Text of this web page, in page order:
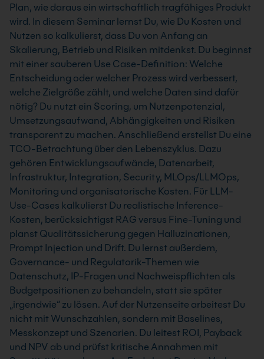
Plan, wie daraus ein wirtschaftlich tragfähiges Produkt
wird. In diesem Seminar lernst Du, wie Du Kosten und
Nutzen so kalkulierst, dass Du von Anfang an
Skalierung, Betrieb und Risiken mitdenkst. Du beginnst
mit einer sauberen Use Case-Definition: Welche
Entscheidung oder welcher Prozess wird verbessert,
welche Zielgröße zählt, und welche Daten sind dafür
nötig? Du nutzt ein Scoring, um Nutzenpotenzial,
Umsetzungsaufwand, Abhängigkeiten und Risiken
transparent zu machen. Anschließend erstellst Du eine
TCO-Betrachtung über den Lebenszyklus. Dazu
gehören Entwicklungsaufwände, Datenarbeit,
Infrastruktur, Integration, Security, MLOps/LLMOps,
Monitoring und organisatorische Kosten. Für LLM-
Use-Cases kalkulierst Du realistische Inference-
Kosten, berücksichtigst RAG versus Fine-Tuning und
planst Qualitätssicherung gegen Halluzinationen,
Prompt Injection und Drift. Du lernst außerdem,
Governance- und Regulatorik-Themen wie
Datenschutz, IP-Fragen und Nachweispflichten als
Budgetpositionen zu behandeln, statt sie später
„irgendwie“ zu lösen. Auf der Nutzenseite arbeitest Du
nicht mit Wunschzahlen, sondern mit Baselines,
Messkonzept und Szenarien. Du leitest ROI, Payback
und NPV ab und prüfst kritische Annahmen mit